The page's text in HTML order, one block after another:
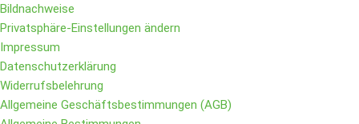
Bildnachweise
Privatsphäre-Einstellungen ändern
Impressum
Datenschutzerklärung
Widerrufsbelehrung
Allgemeine Geschäftsbestimmungen (AGB)